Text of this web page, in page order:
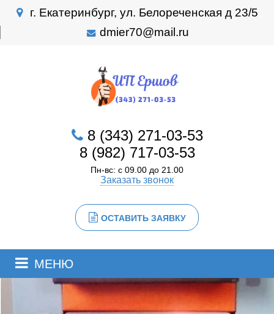
г. Екатеринбург, ул. Белореченская д 23/5
dmier70@mail.ru
8 (343) 271-03-53
8 (982) 717-03-53
Пн-вс: с 09.00 до 21.00
Заказать звонок
ОСТАВИТЬ ЗАЯВКУ
МЕНЮ